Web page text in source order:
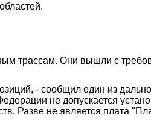
трассам. Они вышли с
- сообщил один из
не допускается
Разве не является плата